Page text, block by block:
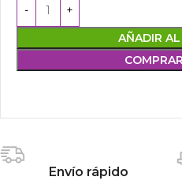
AÑADIR
Envío rápido